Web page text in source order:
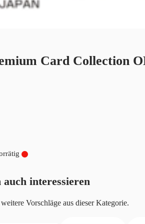
Card Collection
interessieren
Vorschläge aus dieser Kategorie.